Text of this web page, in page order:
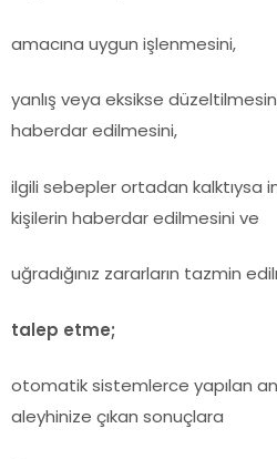
amacına uygun işlenmesini,
yanlış veya eksikse
haberdar edilmesini,
ilgili sebepler ortadan kalktıysa
kişilerin haberdar edilmesini ve
uğradığınız zararların tazmin
talep etme;
otomatik sistemlerce yapılan
aleyhinize çıkan sonuçlara